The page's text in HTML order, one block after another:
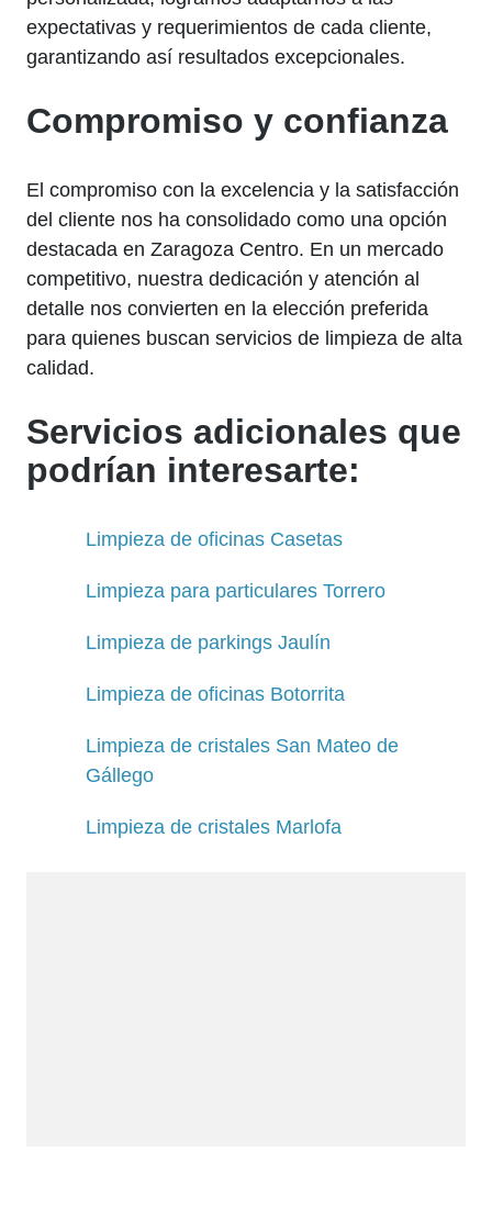
expectativas y requerimientos de cada cliente,
garantizando así resultados excepcionales.
Compromiso y confianza
El compromiso con la excelencia y la satisfacción
del cliente nos ha consolidado como una opción
destacada en Zaragoza Centro. En un mercado
competitivo, nuestra dedicación y atención al
detalle nos convierten en la elección preferida
para quienes buscan servicios de limpieza de alta
calidad.
Servicios adicionales que
podrían interesarte:
Limpieza de oficinas Casetas
Limpieza para particulares Torrero
Limpieza de parkings Jaulín
Limpieza de oficinas Botorrita
Limpieza de cristales San Mateo de
Gállego
Limpieza de cristales Marlofa